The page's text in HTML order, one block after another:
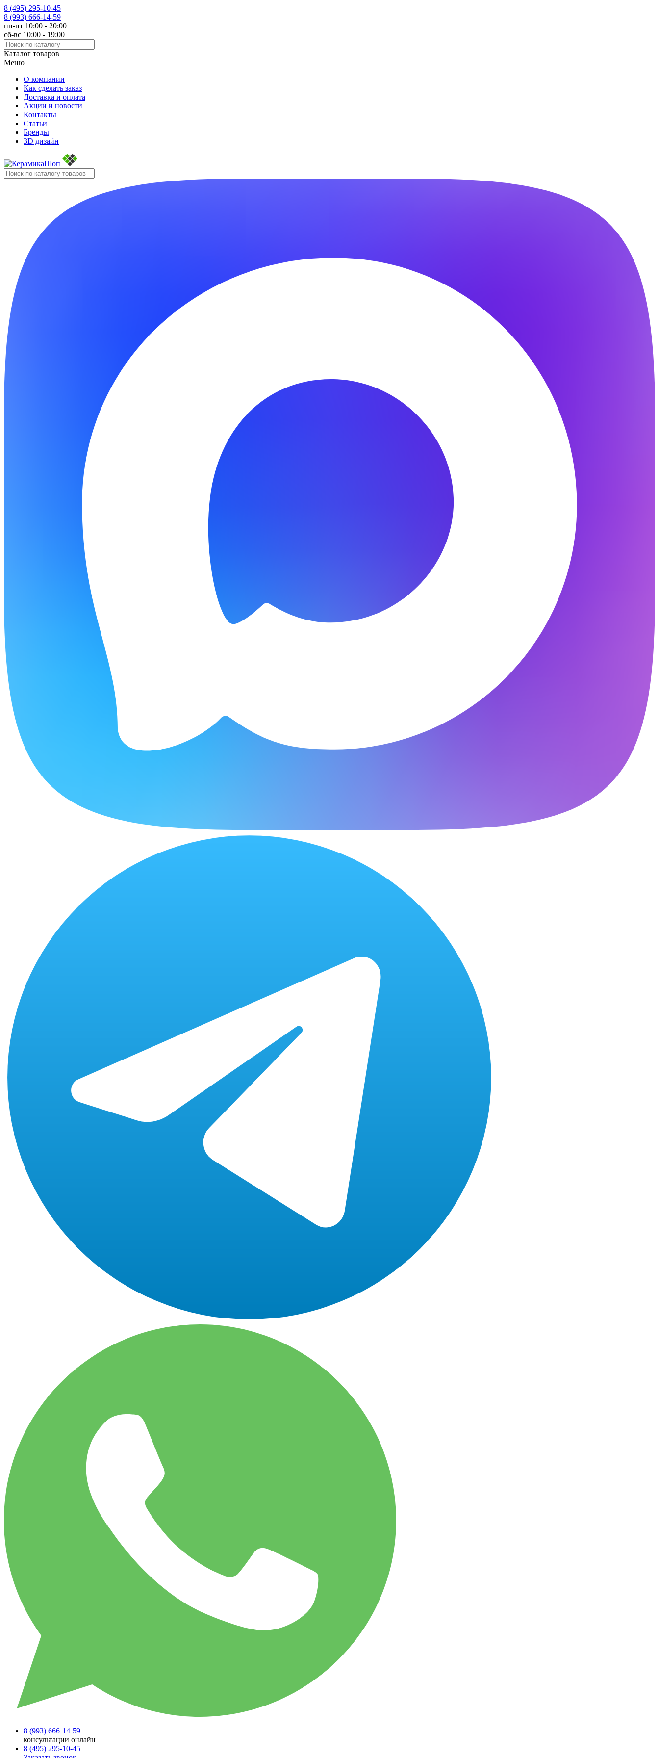
8 (495) 295-10-45
8 (993) 666-14-59
пн-пт 10:00 - 20:00
сб-вс 10:00 - 19:00
Каталог товаров
Меню
О компании
Как сделать заказ
Доставка и оплата
Акции и новости
Контакты
Статьи
Бренды
3D дизайн
8 (993) 666-14-59
консультации онлайн
8 (495) 295-10-45